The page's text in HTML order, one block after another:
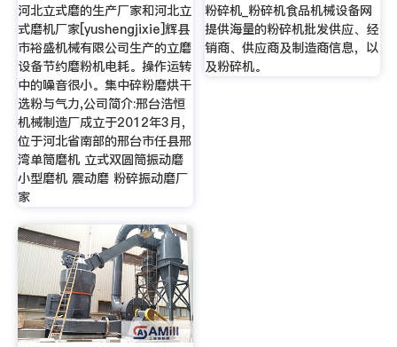
河北立式磨的生产厂家和河北立
式磨机厂家[yushengjixie]辉县
市裕盛机械有限公司生产的立磨
设备节约磨粉机电耗。操作运转
中的噪音很小。集中碎粉磨烘干
选粉与气力,公司简介:邢台浩恒
机械制造厂成立于2012年3月,
位于河北省南部的邢台市任县邢
湾单筒磨机 立式双圆筒振动磨
小型磨机 震动磨 粉碎振动磨厂
家
粉碎机_粉碎机食品机械设备网
提供海量的粉碎机批发供应、经
销商、供应商及制造商信息，以
及粉碎机。